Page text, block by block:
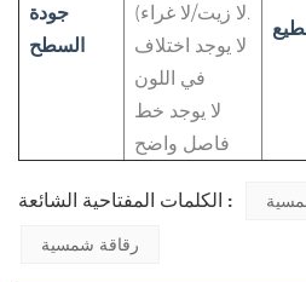
جودة
السطح
لا زيت/لا غراء).
لا يوجد اختلاف
في اللون
لا يوجد خط
فاصل واضح
الكلمات المفتاحية الشائعة :
رقاقة شمسية